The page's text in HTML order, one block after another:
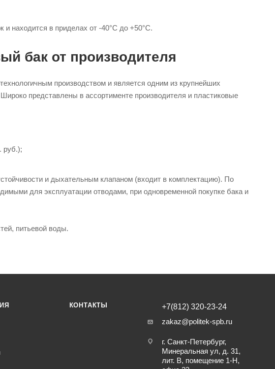
находится в приделах от -40°С до +50°С.
бак от производителя
производством и является одним из крупнейших
представлены в ассортименте производителя и пластиковые
руб.);
и дыхательным клапаном (входит в комплектацию). По
для эксплуатации отводами, при одновременной покупке бака и
питьевой воды.
КОНТАКТЫ
+7(812) 320-23-24
zakaz@politek-spb.ru
г. Санкт-Петербург,
Минеральная ул, д. 31,
лит. В, помещение 1-Н,